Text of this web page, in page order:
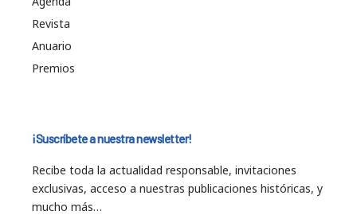
Revista
Anuario
Premios
¡Suscríbete a nuestra newsletter!
Recibe toda la actualidad responsable, invitaciones
exclusivas, acceso a nuestras publicaciones históricas, y
mucho más…